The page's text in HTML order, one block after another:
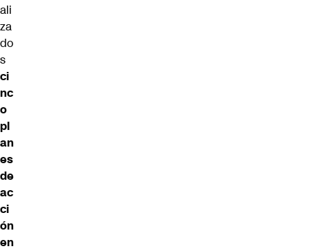
ali
za
do
s
ci
nc
o
pl
an
es
de
ac
ci
ón
en